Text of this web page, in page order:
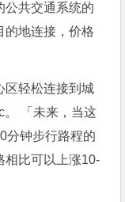
公共交通系统的
的地连接，价格
区轻松连接到城
。 「未来，当这
分钟步行路程的
相比可以上涨10-